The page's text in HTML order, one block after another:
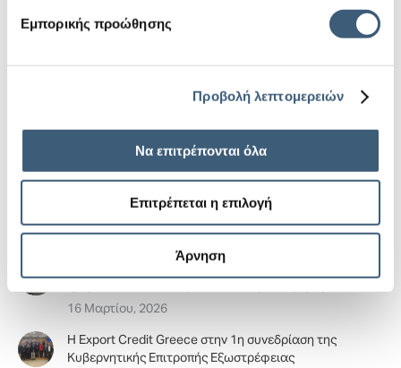
Εμπορικής προώθησης
Προβολή λεπτομερειών
Να επιτρέπονται όλα
Επιτρέπεται η επιλογή
Άρνηση
ελληνικές επιχειρήσεις», από την ΕCG
H ECG είχε δυναμική παρουσία στα φετινά Greek
Exports Forum & Awards
13 Μαΐου, 2026
6 Μαΐου, 2026
16 Μαρτίου, 2026
H Export Credit Greece στην 1η συνεδρίαση της
Κυβερνητικής Επιτροπής Εξωστρέφειας